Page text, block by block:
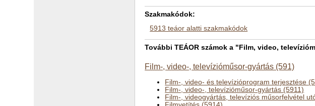
Szakmakódok:
5913 teáor alatti szakmakódok
További TEÁOR számok a "Film, video,
Film-, video-, televízióműsor-gyártás (591)
Film-, video- és televízióprogram terjesztése
Film-, video-, televízióműsor-gyártás (5911)
Film-, videogyártás, televíziós műsorfelvétel